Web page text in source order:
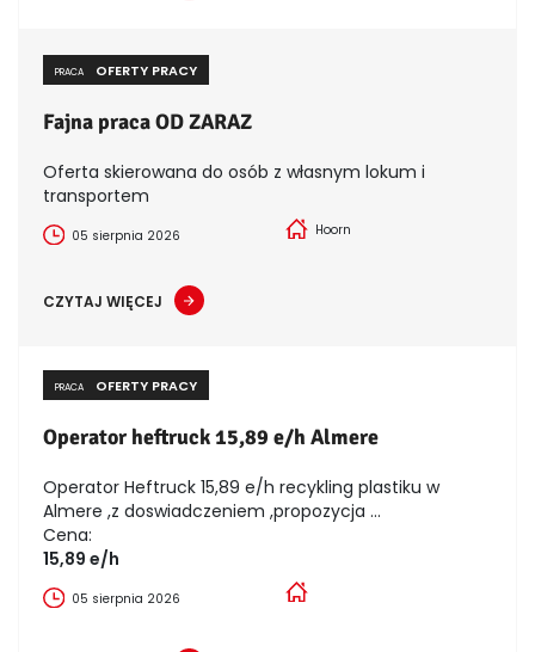
PRACA OFERTY PRACY
Fajna praca OD ZARAZ
Oferta skierowana do osób z własnym lokum i
transportem
05 sierpnia 2026 Hoorn
CZYTAJ WIĘCEJ
PRACA OFERTY PRACY
Operator heftruck 15,89 e/h Almere
Operator Heftruck 15,89 e/h recykling plastiku w
Almere ,z doswiadczeniem ,propozycja ...
Cena:
15,89 e/h
05 sierpnia 2026